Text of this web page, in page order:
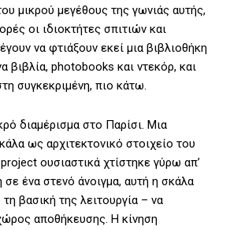
μικρού μεγέθους της γωνιάς αυτής,
οι ιδιοκτήτες σπιτιών και
να φτιάξουν εκεί μια βιβλιοθήκη
βιβλία, photobooks και ντεκόρ, και
συγκεκριμένη, πιο κάτω.
διαμέρισμα στο Παρίσι. Μια
ως αρχιτεκτονικό στοιχείο του
ουσιαστικά χτίστηκε γύρω απ’
σε ένα στενό άνοιγμα, αυτή η σκάλα
βασική της λειτουργία – να
αποθήκευσης. Η κίνηση